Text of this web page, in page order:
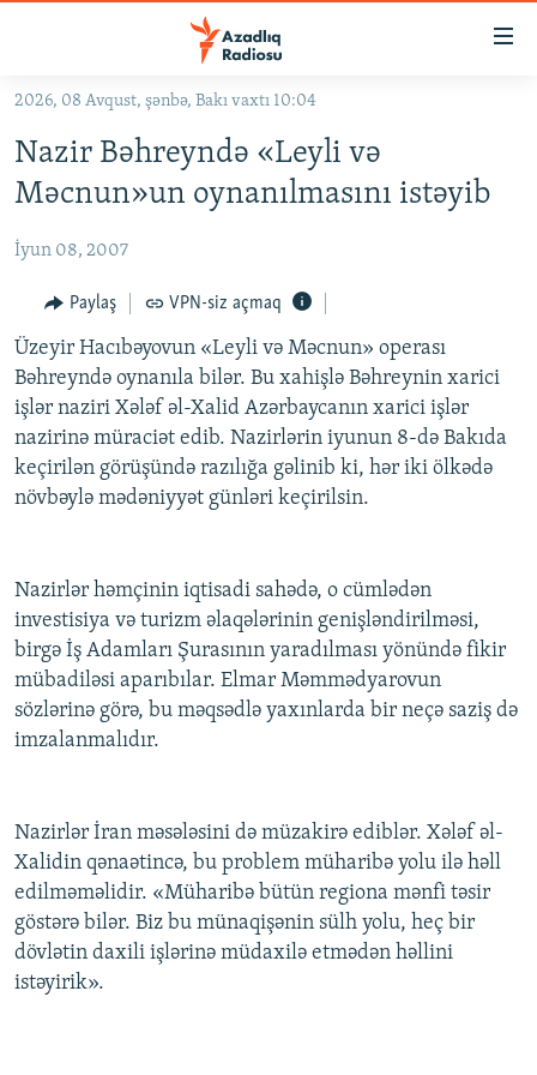
Əsas
qayıt
Əsas
qayıt
#ƏSLINDƏ
FƏRQƏ BAX
QANUNI DOĞRU
ARAŞDIRMA
MULTIMEDIA
VIDEO
RADIO ARXIV
İSLAM VƏ DEMOKRATIYA
İZ - MƏDƏNIYYƏT PROQRAMI
HAQQIMIZDA
PEŞƏ ETIKASI VƏ JURNALISTIKA STANDARTLARIMIZ
MATERIALLARIMIZDAN ISTIFADƏ
AZADLIQRADIOSU MOBIL TELEFONUNUZDA
BIZIMLƏ ƏLAQƏ
BIZI IZLƏ
RFE/RL-in bütün saytları
2026, 08 Avqust, şənbə, Bakı vaxtı 10:04
Nazir Bəhreyndə «Leyli və
Məcnun»un oynanılmasını istəyib
İyun 08, 2007
Paylaş VPN-siz açmaq
Üzeyir Hacıbəyovun «Leyli və Məcnun» operası
Bəhreyndə oynanıla bilər. Bu xahişlə Bəhreynin xarici
işlər naziri Xələf əl-Xalid Azərbaycanın xarici işlər
nazirinə müraciət edib. Nazirlərin iyunun 8-də Bakıda
keçirilən görüşündə razılığa gəlinib ki, hər iki ölkədə
növbəylə mədəniyyət günləri keçirilsin.
Nazirlər həmçinin iqtisadi sahədə, o cümlədən
investisiya və turizm əlaqələrinin genişləndirilməsi,
birgə İş Adamları Şurasının yaradılması yönündə fikir
mübadiləsi aparıbılar. Elmar Məmmədyarovun
sözlərinə görə, bu məqsədlə yaxınlarda bir neçə saziş də
imzalanmalıdır.
Nazirlər İran məsələsini də müzakirə ediblər. Xələf əl-
Xalidin qənaətincə, bu problem müharibə yolu ilə həll
edilməməlidir. «Müharibə bütün regiona mənfi təsir
göstərə bilər. Biz bu münaqişənin sülh yolu, heç bir
dövlətin daxili işlərinə müdaxilə etmədən həllini
istəyirik».